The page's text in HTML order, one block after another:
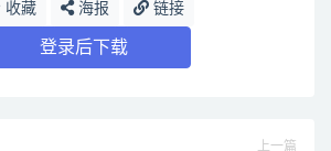
收藏 海报 链接
登录后下载
上一篇